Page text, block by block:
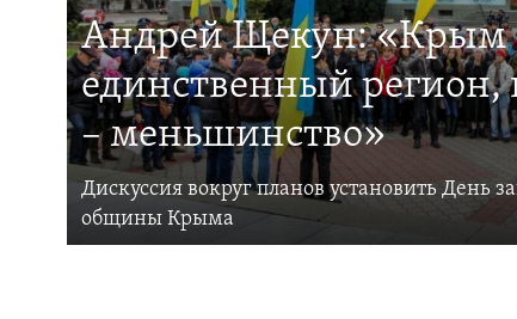
Андрей Щекун: «Крым
единственный регион,
– меньшинство»
Дискуссия вокруг планов установить День
общины Крыма